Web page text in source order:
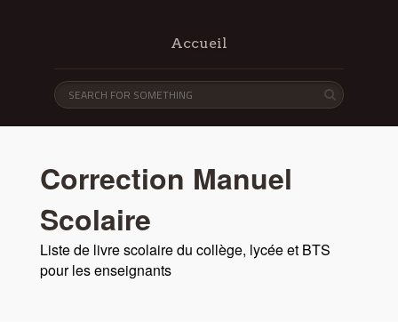
Accueil
Correction Manuel
Scolaire
Liste de livre scolaire du collège, lycée et BTS
pour les enseignants